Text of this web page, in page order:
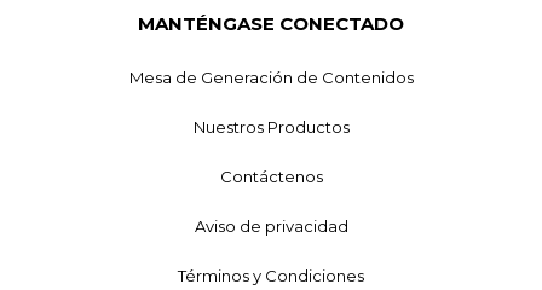
MANTÉNGASE CONECTADO
Mesa de Generación de Contenidos
Nuestros Productos
Contáctenos
Aviso de privacidad
Términos y Condiciones